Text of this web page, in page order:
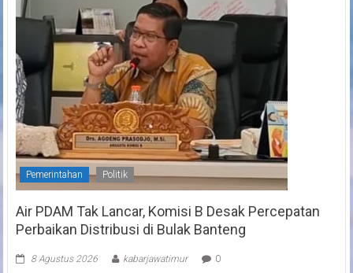
Pemerintahan Politik
Air PDAM Tak Lancar, Komisi B Desak Percepatan
Perbaikan Distribusi di Bulak Banteng
8 Agustus 2026 kabarjawatimur 0